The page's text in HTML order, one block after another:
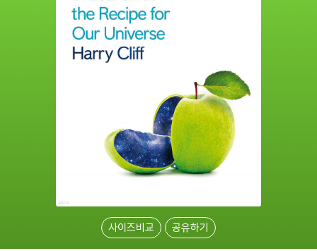
사이즈비교 공유하기